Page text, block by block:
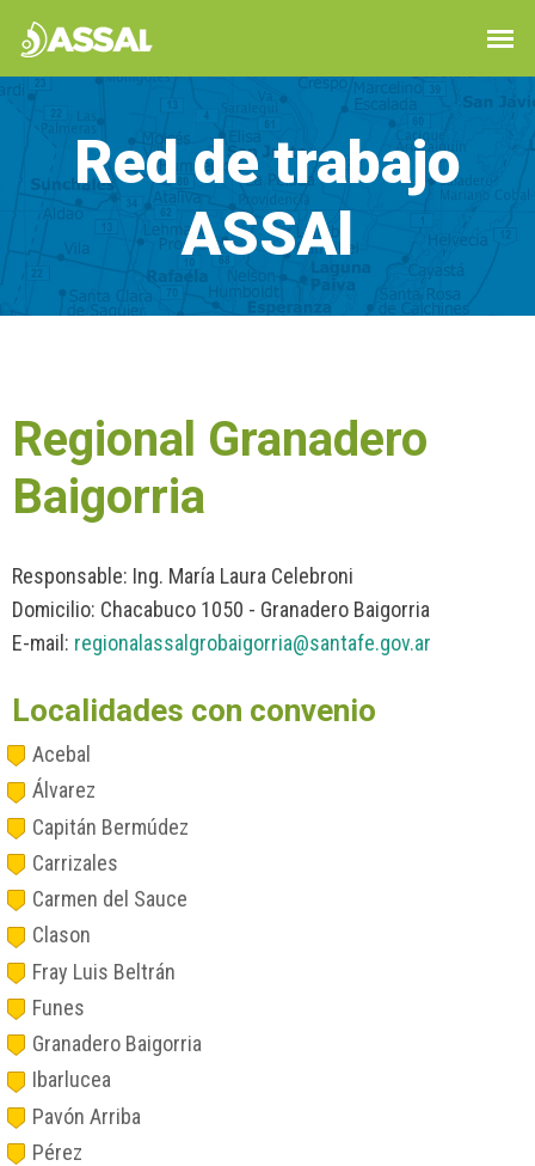
Red de trabajo
ASSAl
Regional Granadero
Baigorria
Responsable: Ing. María Laura Celebroni
Domicilio: Chacabuco 1050 - Granadero Baigorria
E-mail: regionalassalgrobaigorria@santafe.gov.ar
Localidades con convenio
Acebal
Álvarez
Capitán Bermúdez
Carrizales
Carmen del Sauce
Clason
Fray Luis Beltrán
Funes
Granadero Baigorria
Ibarlucea
Pavón Arriba
Pérez